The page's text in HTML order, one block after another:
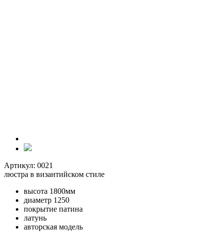
Артикул: 0021
люстра в византийском стиле
высота 1800мм
диаметр 1250
покрытие патина
латунь
авторская модель